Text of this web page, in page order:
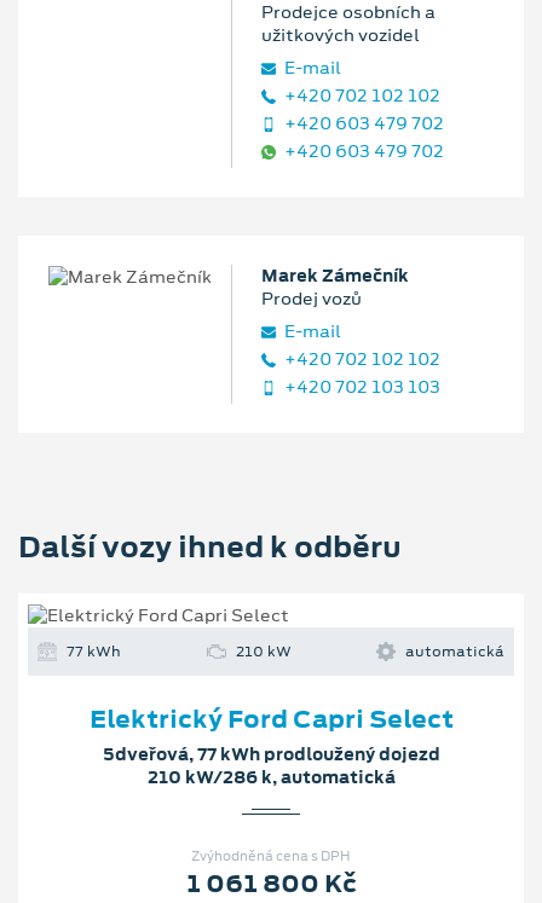
Prodejce osobních a
užitkových vozidel
E‑mail
+420 702 102 102
+420 603 479 702
+420 603 479 702
Marek Zámečník
Prodej vozů
E‑mail
+420 702 102 102
+420 702 103 103
Další vozy ihned k odběru
77 kWh 210 kW automatická
Elektrický Ford Capri Select
5dveřová, 77 kWh prodloužený dojezd
210 kW/286 k, automatická
Zvýhodněná cena s DPH
1 061 800 Kč